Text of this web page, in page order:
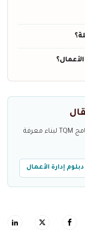
بعد فهم معايير الجودة الشاملة، راجع برنامج TQM لبناء معرفة
دبلوم إدارة الأعمال